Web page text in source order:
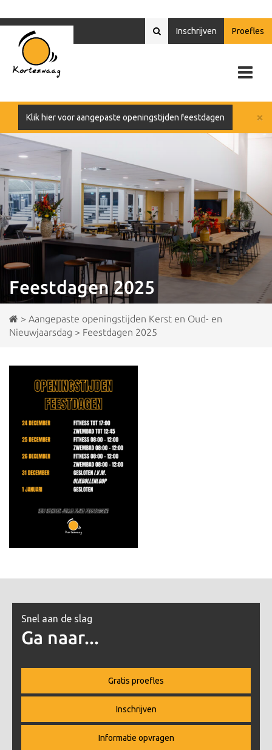
Inschrijven Proefles
×
Klik hier voor aangepaste openingstijden feestdagen
Feestdagen 2025
> Aangepaste openingstijden Kerst en Oud- en
Nieuwjaarsdag > Feestdagen 2025
Snel aan de slag
Ga naar...
Gratis proefles
Inschrijven
Informatie opvragen